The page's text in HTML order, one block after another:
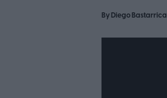
ByDiego Bastarrica